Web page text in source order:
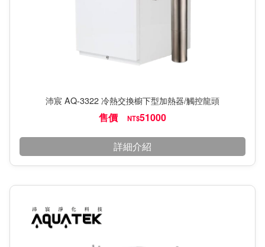
沛宸 AQ-3322 冷熱交換櫥下型加熱器/觸控龍頭
售價 NT$51000
詳細介紹